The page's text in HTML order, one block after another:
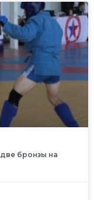
бронзы на